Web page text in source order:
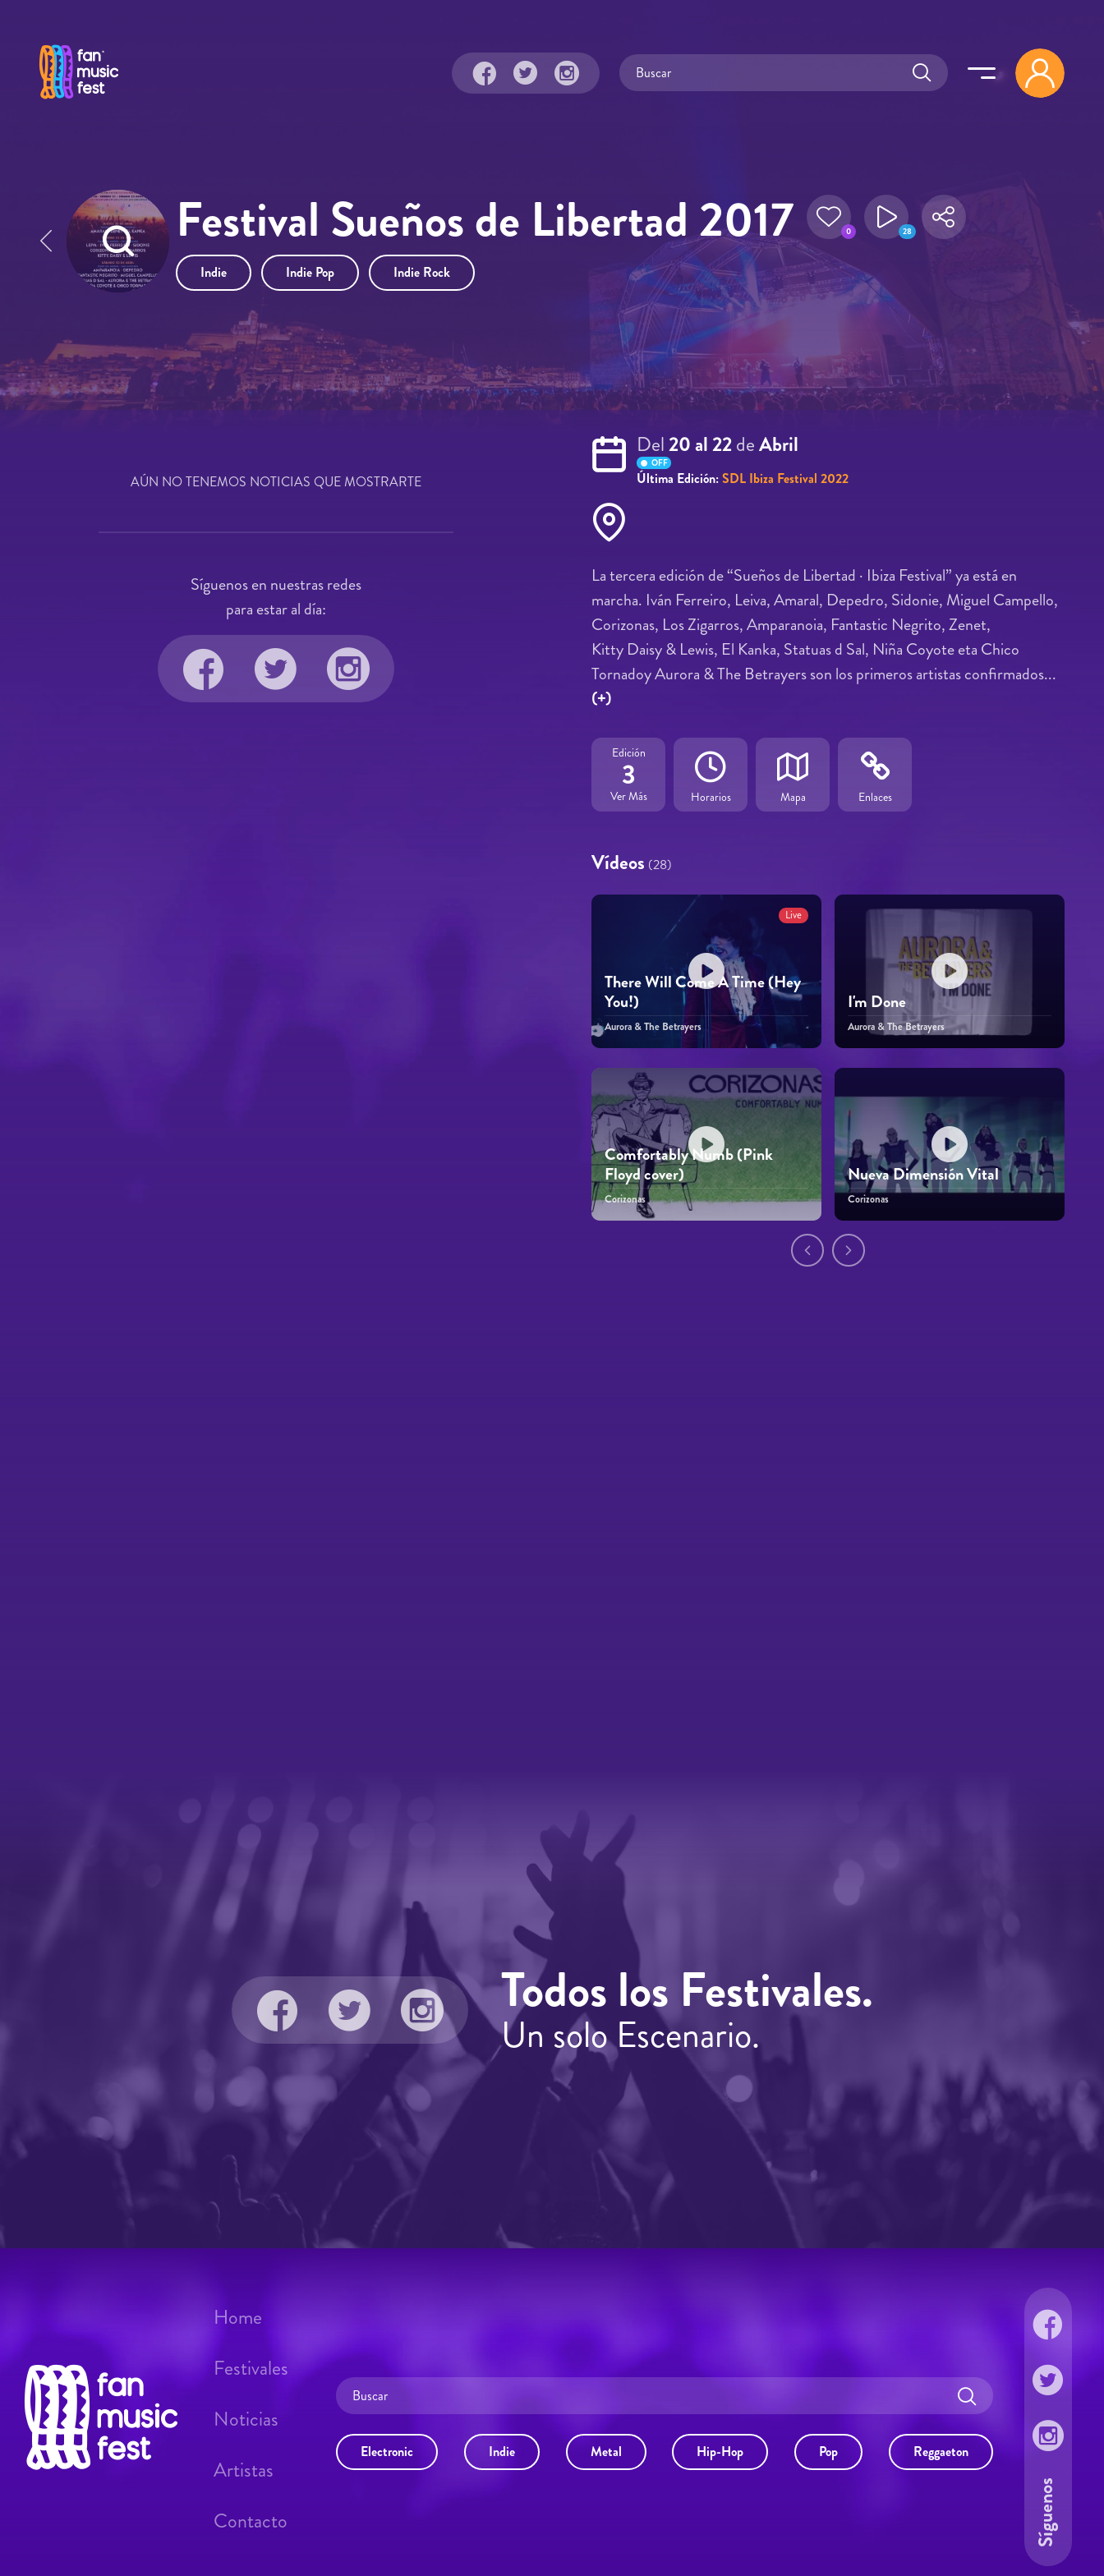
Festival Sueños de Libertad 2017 0 28
Indie Indie Pop Indie Rock
Del20 al 22deAbril
OFF
Última Edición:SDL Ibiza Festival 2022
La tercera edición de “Sueños de Libertad · Ibiza Festival” ya está en
marcha. Iván Ferreiro, Leiva, Amaral, Depedro, Sidonie, Miguel Campello,
Corizonas, Los Zigarros, Amparanoia, Fantastic Negrito, Zenet,
Kitty Daisy & Lewis, El Kanka, Statuas d Sal, Niña Coyote eta Chico
Tornadoy Aurora & The Betrayers son los primeros artistas confirmados...
(+)
Edición
3
Ver Más Horarios Mapa Enlaces
Vídeos (28)
Live
There Will Come A Time (Hey
You!)
Aurora & The Betrayers
I'm Done
Aurora & The Betrayers
Comfortably Numb (Pink
Floyd cover)
Corizonas
Nueva Dimensión Vital
Corizonas
AÚN NO TENEMOS NOTICIAS QUE MOSTRARTE
Síguenos en nuestras redes
para estar al día:
Todos los Festivales.
Un solo Escenario.
Electronic Indie Metal Hip-Hop Pop Reggaeton
Home
Festivales
Noticias
Artistas
Contacto
Síguenos